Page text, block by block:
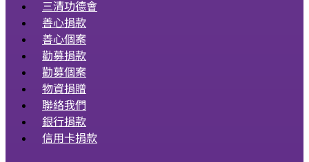
三清功德會
善心捐款
善心個案
勸募捐款
勸募個案
物資捐贈
聯絡我們
銀行捐款
信用卡捐款